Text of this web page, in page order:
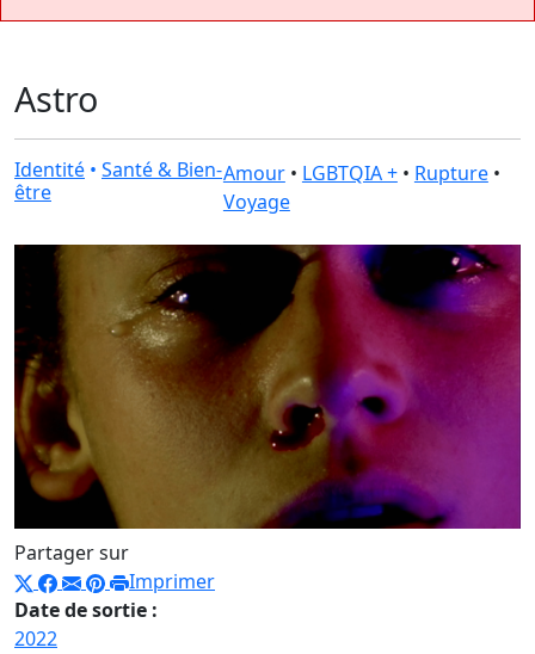
Astro
Identité • Santé & Bien-
être
Amour• LGBTQIA +• Rupture•
Voyage
Partager sur
Imprimer
Date de sortie :
2022